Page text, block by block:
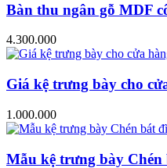
Bàn thu ngân gỗ MDF
4.300.000
Giá kệ trưng bày cho
1.000.000
Mẫu kệ trưng bày Chén